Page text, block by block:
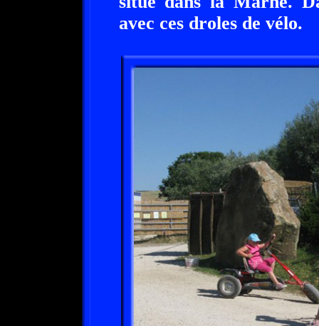
avec ces droles de vélo.